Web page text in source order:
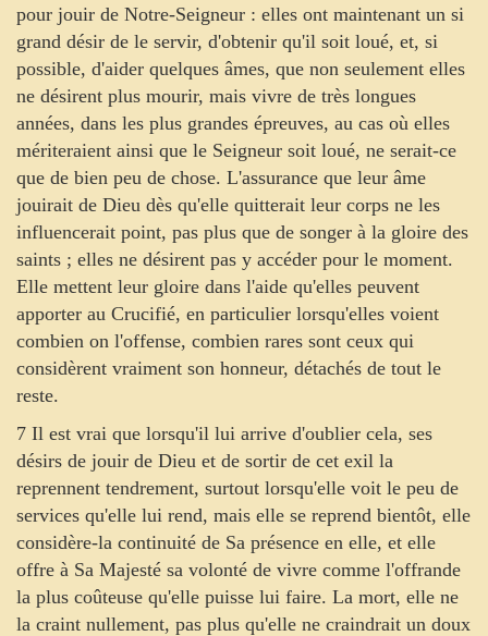
pour jouir de Notre-Seigneur : elles ont maintenant un si
grand désir de le servir, d'obtenir qu'il soit loué, et, si
possible, d'aider quelques âmes, que non seulement elles
ne désirent plus mourir, mais vivre de très longues
années, dans les plus grandes épreuves, au cas où elles
mériteraient ainsi que le Seigneur soit loué, ne serait-ce
que de bien peu de chose. L'assurance que leur âme
jouirait de Dieu dès qu'elle quitterait leur corps ne les
influencerait point, pas plus que de songer à la gloire des
saints ; elles ne désirent pas y accéder pour le moment.
Elle mettent leur gloire dans l'aide qu'elles peuvent
apporter au Crucifié, en particulier lorsqu'elles voient
combien on l'offense, combien rares sont ceux qui
considèrent vraiment son honneur, détachés de tout le
reste.
7 Il est vrai que lorsqu'il lui arrive d'oublier cela, ses
désirs de jouir de Dieu et de sortir de cet exil la
reprennent tendrement, surtout lorsqu'elle voit le peu de
services qu'elle lui rend, mais elle se reprend bientôt, elle
considère-la continuité de Sa présence en elle, et elle
offre à Sa Majesté sa volonté de vivre comme l'offrande
la plus coûteuse qu'elle puisse lui faire. La mort, elle ne
la craint nullement, pas plus qu'elle ne craindrait un doux